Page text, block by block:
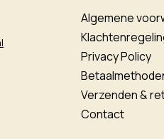
Algemene
Privacy Policy
Verzenden &
Contact